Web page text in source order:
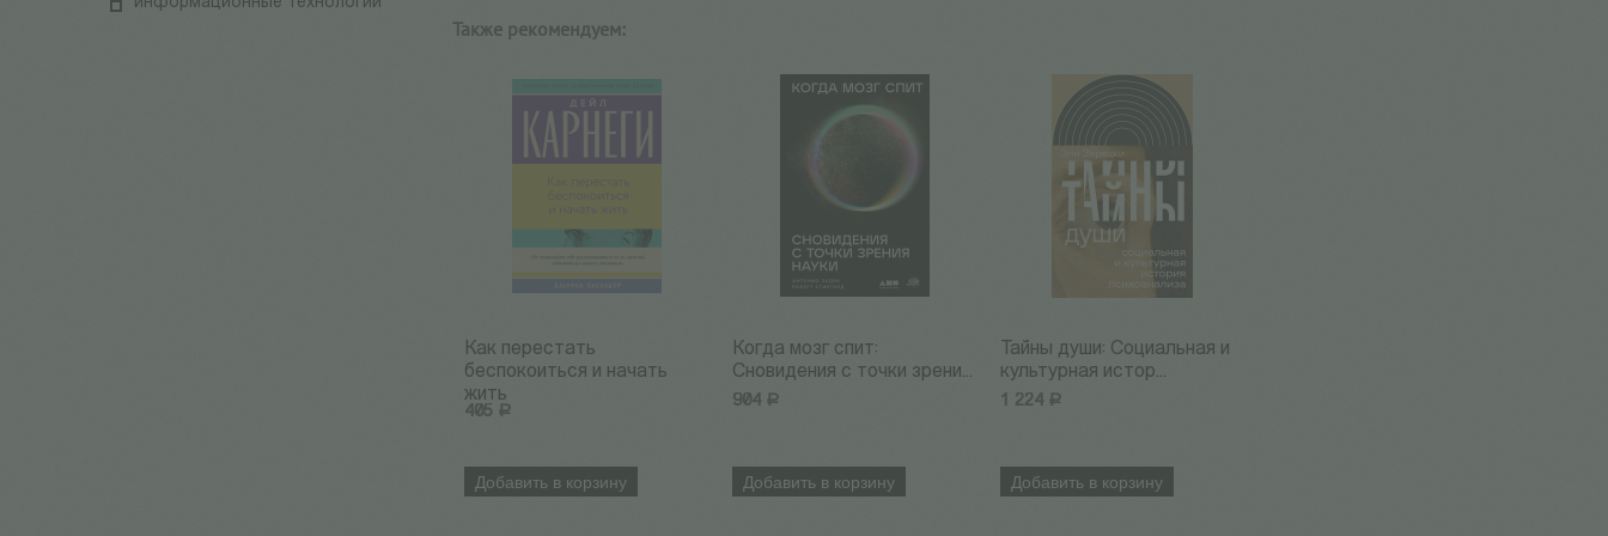
Также рекомендуем:
Как перестать
беспокоиться и начать
жить
405 Р
Добавить в корзину
Когда мозг спит:
Сновидения с точки зрени...
904 Р
Добавить в корзину
Тайны души: Cоциальная и
культурная истор...
1 224 Р
Добавить в корзину